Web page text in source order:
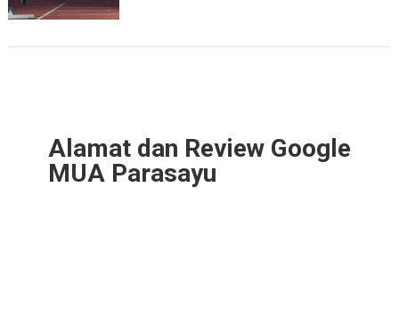
Alamat dan Review Google
MUA Parasayu